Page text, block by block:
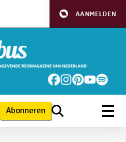
AANMELDEN
Abonneren